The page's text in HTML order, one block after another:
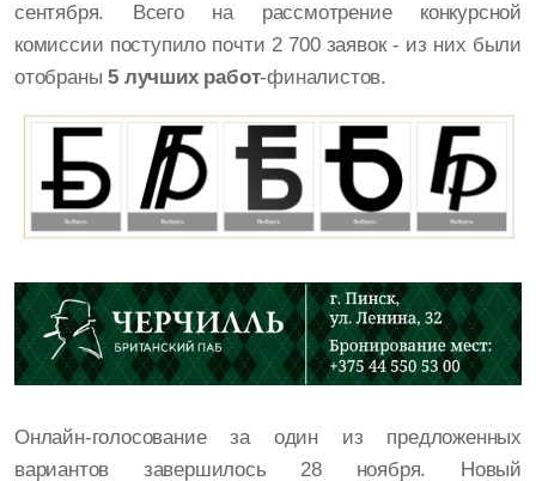
сентября. Всего на рассмотрение конкурсной
комиссии поступило почти 2 700 заявок - из них были
отобраны5 лучших работ-финалистов.
Онлайн-голосование за один из предложенных
вариантов завершилось 28 ноября. Новый